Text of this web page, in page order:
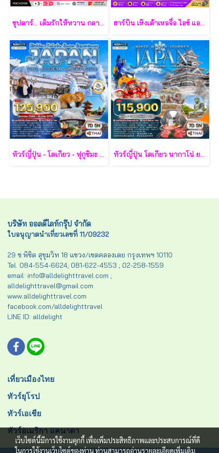
ซุปตาร์... เติมรักให้หวาน กลางเกาะฟูก๊วก 3 วัน 2 คืน - VZ ฮาร์บิน เหิงเต้าเหอจื่อ ไอซ์ แอนด์ สโนว์ เวิล์ด 7 วัน 5 คืน-XJ
ทัวร์ญี่ปุ่น - โตเกียว - ฟุกุชิมะ - ยามากะตะ - เซนได 7 วัน - TG ทัวร์ญี่ปุ่น โตเกียว นากาโน่ ยามานาชิ 7 วัน - TG
บริษัท ออลดีไลท์กรุ๊ป จำกัด
ใบอนุญาตนำเที่ยวเลขที่ 11/09232
29 ซ.พิชิต สุขุมวิท 18 แขวง/เขตคลองเตย กรุงเทพฯ 10110
Tel. 084-554-6624; 081-622-4553 ; 02-258-1559
email: info@alldelighttravel.com ;
alldelighttravel@gmail.com
www.alldelighttravel.com
facebook.com/alldelighttravel
LINE ID: alldelight
เที่ยวเมืองไทย
ทัวร์ยุโรป
ทัวร์เอเชีย
ทัวร์อเมริกา แคนาดา
เว็บไซต์นี้มีการใช้งานคุกกี้ เพื่อเพิ่มประสิทธิภาพและประสบการณ์ที่ดี
ในการใช้งานเว็บไซต์ของท่าน ท่านสามารถอ่านรายละเอียดเพิ่มเติม